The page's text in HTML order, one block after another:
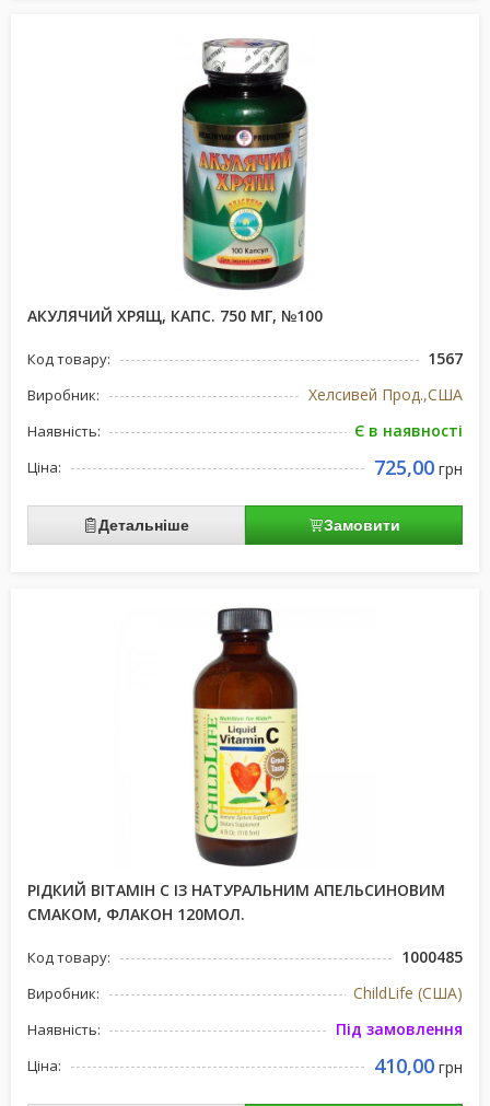
АКУЛЯЧИЙ ХРЯЩ, КАПС. 750 МГ, №100
Код товару: 1567
Виробник: Хелсивей Прод.,США
Наявність: Є в наявності
Ціна: 725,00 грн
Детальніше Замовити
РІДКИЙ ВІТАМІН С ІЗ НАТУРАЛЬНИМ АПЕЛЬСИНОВИМ
СМАКОМ, ФЛАКОН 120МОЛ.
Код товару: 1000485
Виробник: ChildLife (США)
Наявність: Під замовлення
Ціна: 410,00 грн